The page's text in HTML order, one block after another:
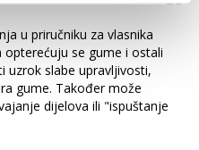
u priručniku za vlasnika
se gume i ostali
uzrok slabe upravljivosti,
gume. Također može
dijelova ili "ispuštanje